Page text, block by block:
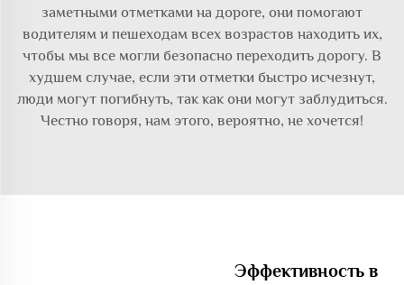
заметными отметками на дороге, они помогают
водителям и пешеходам всех возрастов находить их,
чтобы мы все могли безопасно переходить дорогу. В
худшем случае, если эти отметки быстро исчезнут,
люди могут погибнуть, так как они могут заблудиться.
Честно говоря, нам этого, вероятно, не хочется!
Эффективность в